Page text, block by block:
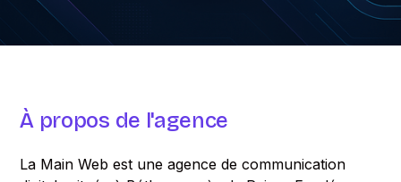
À propos de l'agence
La Main Web est une agence de communication